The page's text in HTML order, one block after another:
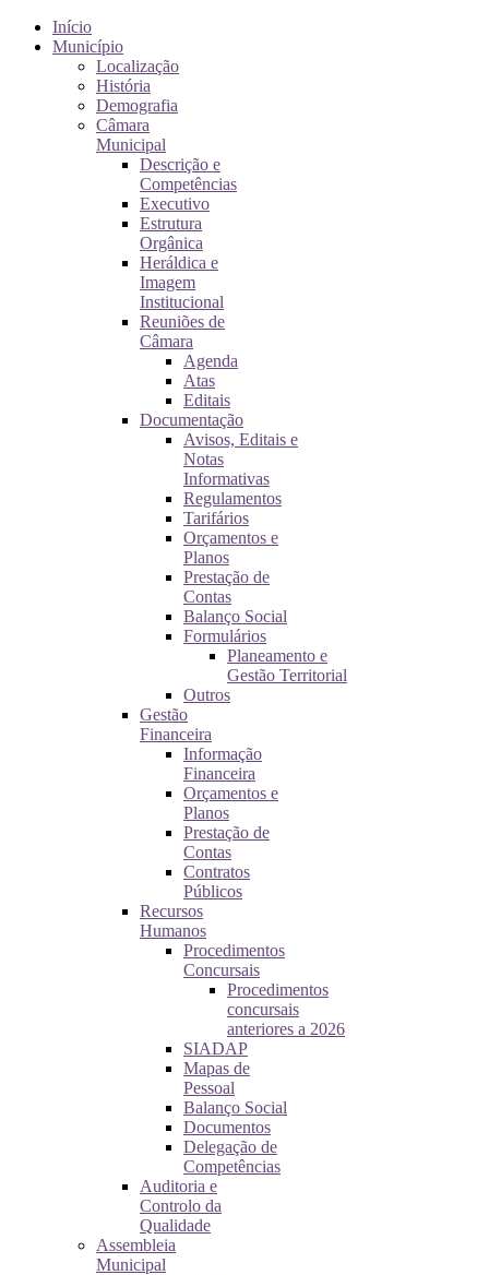
Início
Município
Localização
História
Demografia
Câmara
Municipal
Descrição e
Competências
Executivo
Estrutura
Orgânica
Heráldica e
Imagem
Institucional
Reuniões de
Câmara
Agenda
Atas
Editais
Documentação
Avisos, Editais e
Notas
Informativas
Regulamentos
Tarifários
Orçamentos e
Planos
Prestação de
Contas
Balanço Social
Formulários
Planeamento e
Gestão Territorial
Outros
Gestão
Financeira
Informação
Financeira
Orçamentos e
Planos
Prestação de
Contas
Contratos
Públicos
Recursos
Humanos
Procedimentos
Concursais
Procedimentos
concursais
anteriores a 2026
SIADAP
Mapas de
Pessoal
Balanço Social
Documentos
Delegação de
Competências
Auditoria e
Controlo da
Qualidade
Assembleia
Municipal